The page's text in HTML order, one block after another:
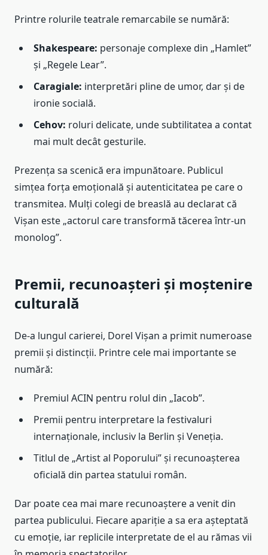
Printre rolurile teatrale remarcabile se numără:
Shakespeare: personaje complexe din „Hamlet”
și „Regele Lear”.
Caragiale: interpretări pline de umor, dar și de
ironie socială.
Cehov: roluri delicate, unde subtilitatea a contat
mai mult decât gesturile.
Prezența sa scenică era impunătoare. Publicul
simțea forța emoțională și autenticitatea pe care o
transmitea. Mulți colegi de breaslă au declarat că
Vișan este „actorul care transformă tăcerea într-un
monolog”.
Premii, recunoașteri și moștenire
culturală
De-a lungul carierei, Dorel Vișan a primit numeroase
premii și distincții. Printre cele mai importante se
numără:
Premiul ACIN pentru rolul din „Iacob”.
Premii pentru interpretare la festivaluri
internaționale, inclusiv la Berlin și Veneția.
Titlul de „Artist al Poporului” și recunoașterea
oficială din partea statului român.
Dar poate cea mai mare recunoaștere a venit din
partea publicului. Fiecare apariție a sa era așteptată
cu emoție, iar replicile interpretate de el au rămas vii